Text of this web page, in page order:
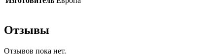
Отзывы
Отзывов пока нет.